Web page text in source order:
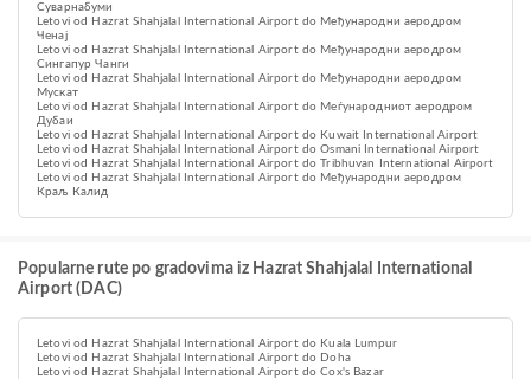
Суварнабуми
Letovi od Hazrat Shahjalal International Airport do Међународни аеродром
Ченај
Letovi od Hazrat Shahjalal International Airport do Међународни аеродром
Сингапур Чанги
Letovi od Hazrat Shahjalal International Airport do Међународни аеродром
Мускат
Letovi od Hazrat Shahjalal International Airport do Меѓународниот аеродром
Дубаи
Letovi od Hazrat Shahjalal International Airport do Kuwait International Airport
Letovi od Hazrat Shahjalal International Airport do Osmani International Airport
Letovi od Hazrat Shahjalal International Airport do Tribhuvan International Airport
Letovi od Hazrat Shahjalal International Airport do Међународни аеродром
Краљ Калид
Popularne rute po gradovima iz Hazrat Shahjalal International
Airport (DAC)
Letovi od Hazrat Shahjalal International Airport do Kuala Lumpur
Letovi od Hazrat Shahjalal International Airport do Doha
Letovi od Hazrat Shahjalal International Airport do Cox's Bazar